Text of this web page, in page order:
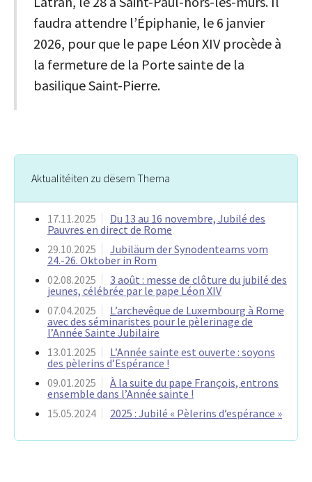
faudra attendre l’Épiphanie, le 6 janvier
2026, pour que le pape Léon XIV procède à
la fermeture de la Porte sainte de la
basilique Saint-Pierre.
Aktualitéiten zu dësem Thema
17.11.2025
Du 13 au 16 novembre, Jubilé des
Pauvres en direct de Rome
29.10.2025
Jubiläum der Synodenteams vom
24.-26. Oktober in Rom
02.08.2025
3 août : messe de clôture du jubilé des
jeunes, célébrée par le pape Léon XIV
07.04.2025
L’archevêque de Luxembourg à Rome
avec des séminaristes pour le pèlerinage de
l’Année Sainte Jubilaire
13.01.2025
L’Année sainte est ouverte : soyons
des pèlerins d’Espérance !
09.01.2025
À la suite du pape François, entrons
ensemble dans l’Année sainte !
15.05.2024
2025 : Jubilé « Pèlerins d’espérance »